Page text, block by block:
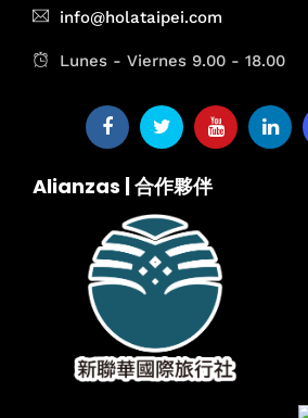
info@holataipei.com
Lunes - Viernes 9.00 - 18.00
Alianzas | 合作夥伴